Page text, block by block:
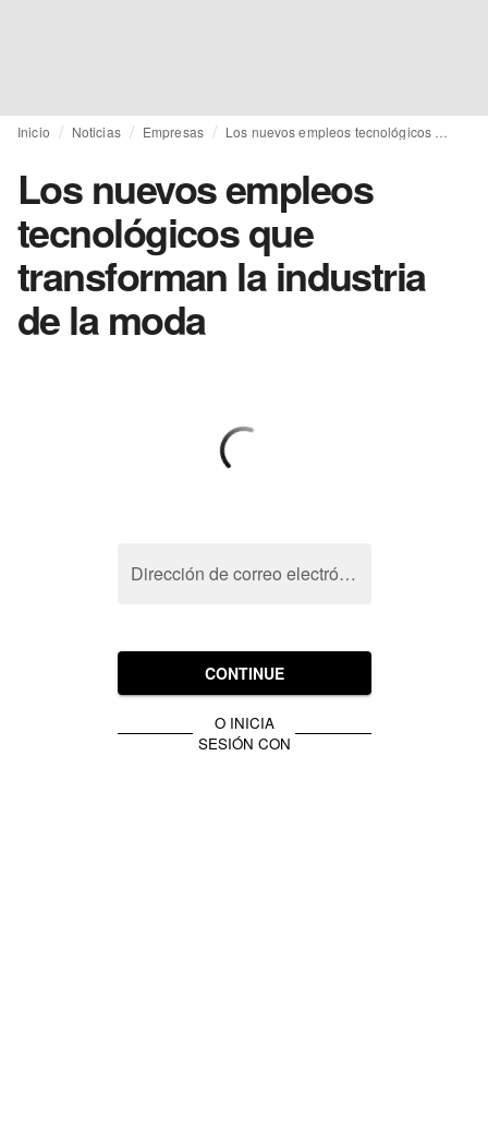
Inicio Noticias Empresas
Los nuevos empleos
tecnológicos que
transforman la industria
de la moda
Dirección de correo electrónico
CONTINUE
O INICIA
SESIÓN CON